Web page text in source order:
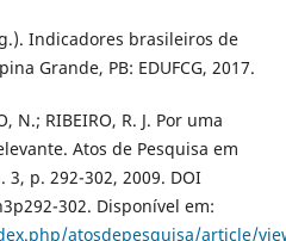
Indicadores brasileiros de
Grande, PB: EDUFCG, 2017.
N.; RIBEIRO, R. J. Por uma
Atos de Pesquisa em
3, p. 292-302, 2009. DOI
302. Disponível em:
atosdepesquisa/article/